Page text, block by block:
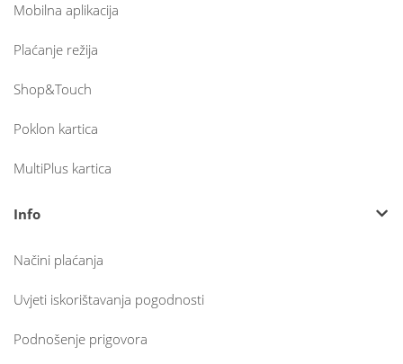
Mobilna aplikacija
Plaćanje režija
Shop&Touch
Poklon kartica
MultiPlus kartica
Info
Načini plaćanja
Uvjeti iskorištavanja pogodnosti
Podnošenje prigovora